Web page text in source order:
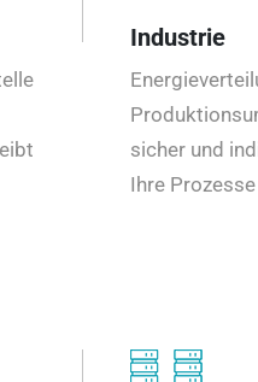
Industrie
sicher und
Ihre